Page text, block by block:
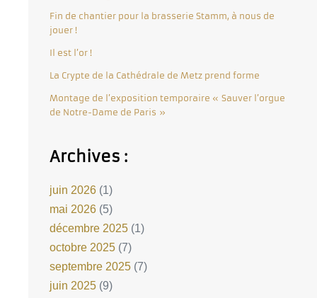
Fin de chantier pour la brasserie Stamm, à nous de
jouer !
Il est l’or !
La Crypte de la Cathédrale de Metz prend forme
Montage de l’exposition temporaire « Sauver l’orgue
de Notre-Dame de Paris »
Archives :
juin 2026 (1)
mai 2026 (5)
décembre 2025 (1)
octobre 2025 (7)
septembre 2025 (7)
juin 2025 (9)